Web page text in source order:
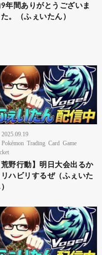
年間ありがとうございま
た。（ふぇいたん）
2025.09.19
Pokémon Trading Card Game
荒野行動】明日大会出るか
リハビリするぜ（ふぇいた